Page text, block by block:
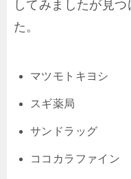
してみましたが見
た。
マツモトキヨシ
スギ薬局
サンドラッグ
ココカラファイン